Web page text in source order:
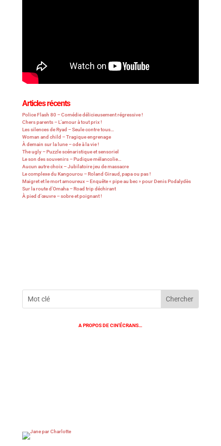
Articles récents
Police Flash 80 – Comédie délicieusement régressive !
Chers parents – L’amour à tout prix !
Les silences de Ryad – Seule contre tous…
Woman and child – Tragique engrenage
À demain sur la lune – ode à la vie !
The ugly – Puzzle scénaristique et sensoriel
Le son des souvenirs – Pudique mélancolie…
Aucun autre choix – Jubilatoire jeu de massacre
Le complexe du Kangourou – Roland Giraud, papa ou pas !
Maigret et le mort amoureux – Enquête « pipe au bec » pour Denis Podalydès
Sur la route d’Omaha – Road trip déchirant
À pied d’œuvre – sobre et poignant !
A PROPOS DE CIN’ÉCRANS…